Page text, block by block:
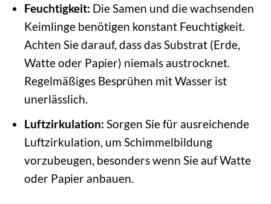
Feuchtigkeit: Die Samen und die wachsenden
Keimlinge benötigen konstant Feuchtigkeit.
Achten Sie darauf, dass das Substrat (Erde,
Watte oder Papier) niemals austrocknet.
Regelmäßiges Besprühen mit Wasser ist
unerlässlich.
Luftzirkulation: Sorgen Sie für ausreichende
Luftzirkulation, um Schimmelbildung
vorzubeugen, besonders wenn Sie auf Watte
oder Papier anbauen.